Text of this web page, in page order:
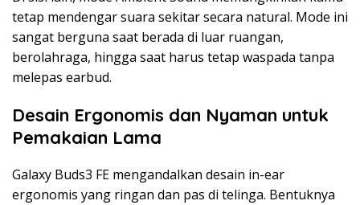
tetap mendengar suara sekitar secara natural. Mode ini
sangat berguna saat berada di luar ruangan,
berolahraga, hingga saat harus tetap waspada tanpa
melepas earbud.
Desain Ergonomis dan Nyaman untuk
Pemakaian Lama
Galaxy Buds3 FE mengandalkan desain in-ear
ergonomis yang ringan dan pas di telinga. Bentuknya